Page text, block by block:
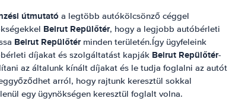
útmutató a legtöbb autókölcsönző céggel
Beirut Repülőtér, hogy a legjobb autóbérleti
Beirut Repülőtérminden területén.Így ügyfeleink
díjakat és szolgáltatást kapják Beirut Repülőtér-
az általunk kínált díjakat és le tudja foglalni az autót
arról, hogy rajtunk keresztül sokkal
egy ügynökségen keresztül foglalt volna.